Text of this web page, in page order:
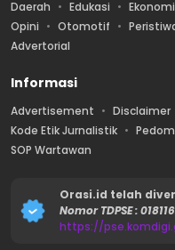
Daerah Edukasi Ekonomi
Opini
Otomotif
Advertorial
Informasi
Advertisement Disclaimer
Kode Etik Jurnalistik
SOP Wartawan
Orasi.id telah
Nomor TDPSE :
https://